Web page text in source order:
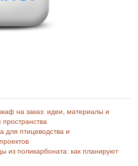
на заказ: идеи, материалы и
пространства
для птицеводства и
из поликарбоната: как планируют